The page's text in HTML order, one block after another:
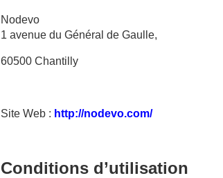
Nodevo
1 avenue du Général de Gaulle,
60500 Chantilly
Site Web : http://nodevo.com/
Conditions d’utilisation